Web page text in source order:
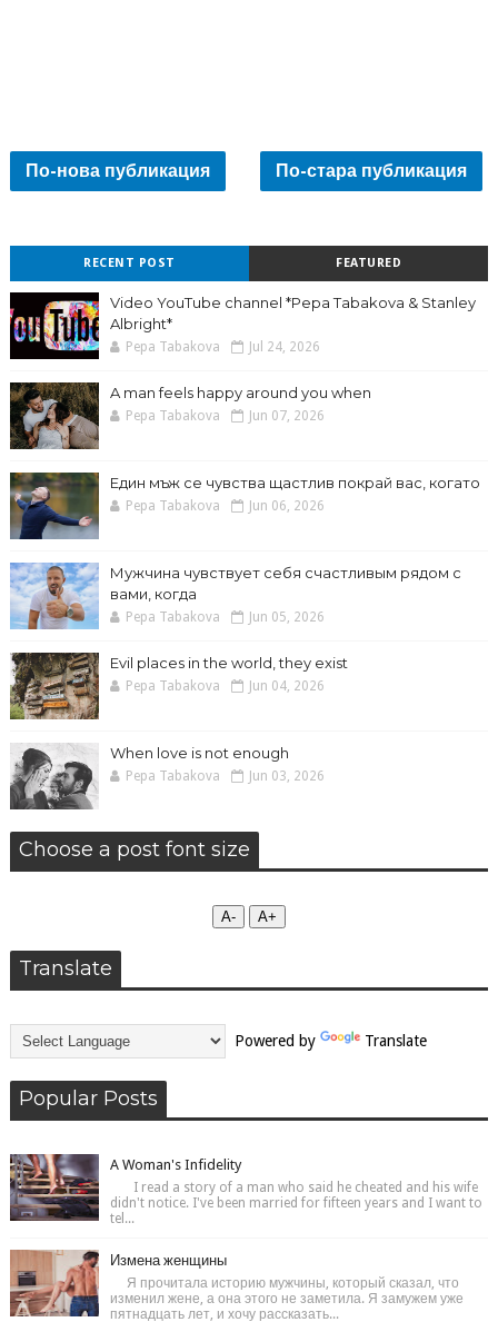
По-нова публикация По-стара публикация
RECENT POST FEATURED
Video YouTube channel *Pepa Tabakova & Stanley
Albright*
Pepa Tabakova Jul 24, 2026
A man feels happy around you when
Pepa Tabakova Jun 07, 2026
Един мъж се чувства щастлив покрай вас, когато
Pepa Tabakova Jun 06, 2026
Мужчина чувствует себя счастливым рядом с
вами, когда
Pepa Tabakova Jun 05, 2026
Evil places in the world, they exist
Pepa Tabakova Jun 04, 2026
When love is not enough
Pepa Tabakova Jun 03, 2026
Choose a post font size
А- А+
Translate
Powered by Translate
Popular Posts
A Woman's Infidelity
I read a story of a man who said he cheated and his wife
didn't notice. I've been married for fifteen years and I want to
tel...
Измена женщины
Я прочитала историю мужчины, который сказал, что
изменил жене, а она этого не заметила. Я замужем уже
пятнадцать лет, и хочу рассказать...